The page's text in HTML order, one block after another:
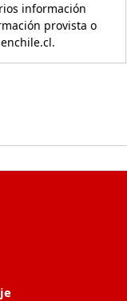
información
provista o